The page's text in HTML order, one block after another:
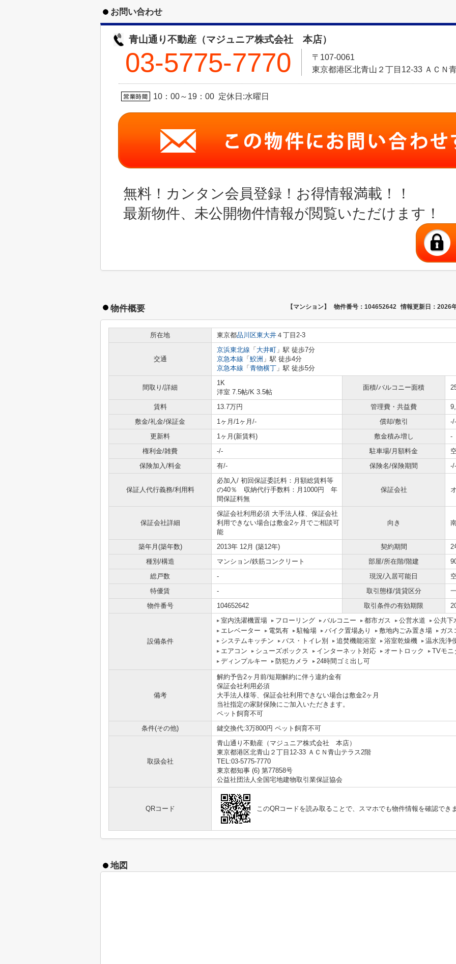
お問い合わせ
青山通り不動産（マジュニア株式会社 本店）
03-5775-7770
〒107-0061
東京都港区北青山２丁目12-33 ＡＣＮ
10：00～19：00 定休日:水曜日
無料！カンタン会員登録！お得情報満載！！
最新物件、未公開物件情報が閲覧いただけます！
物件概要 【マンション】 物件番号：104652642 情報更新日：2026
所在地 東京都品川区東大井 ４丁目2-3
交通
京浜東北線 「 大井町 」駅 徒歩7分
京急本線 「 鮫洲 」駅 徒歩4分
京急本線 「 青物横丁 」駅 徒歩5分
間取り/詳細
1K
洋室 7.5帖/K 3.5帖
面積/バルコニー面積
賃料 13.7万円 管理費・共益費
敷金/礼金/保証金
1ヶ月/1ヶ月/- 償却/敷引
-/-
更新料
1ヶ月(新賃料) 敷金積み増し
-
権利金/雑費
-/- 駐車場/月額料金
保険加入/料金
有/- 保険名/保険期間 -/-
保証人代行義務/利用料
必加入/ 初回保証委託料：月額総賃料等
の40％ 収納代行手数料：月1000円 年
間保証料無
保証会社
保証会社詳細
保証会社利用必須 大手法人様、保証会社
利用できない場合は敷金2ヶ月でご相談可
能
向き
築年月(築年数) 2013年 12月 (築12年) 契約期間
2
種別/構造
マンション/鉄筋コンクリート 部屋/所在階/階建
総戸数
- 現況/入居可能日
特優賃
- 取引態様/賃貸区分
物件番号
104652642 取引条件の有効期限
設備条件
室内洗濯機置場 フローリング バルコニー 都市ガス 公営水道
公共下
エレベーター
電気有 駐輪場 バイク置場あり 敷地内ごみ置き場
ガス
システムキッチン
バス・トイレ別 追焚機能浴室 浴室乾燥機
温水洗浄
エアコン
シューズボックス インターネット対応 オートロック
TVモニ
ディンプルキー
防犯カメラ 24時間ゴミ出し可
備考
解約予告2ヶ月前/短期解約に伴う違約金有
保証会社利用必須
大手法人様等、保証会社利用できない場合は敷金2ヶ月
当社指定の家財保険にご加入いただきます。
ペット飼育不可
条件(その他)
鍵交換代:3万800円 ペット飼育不可
取扱会社
青山通り不動産（マジュニア株式会社 本店）
東京都港区北青山２丁目12-33 ＡＣＮ青山テラス2階
TEL:03-5775-7770
東京都知事 (6) 第77858号
公益社団法人全国宅地建物取引業保証協会
QRコード このQRコードを読み取ることで、スマホでも物件情報を確認でき
地図